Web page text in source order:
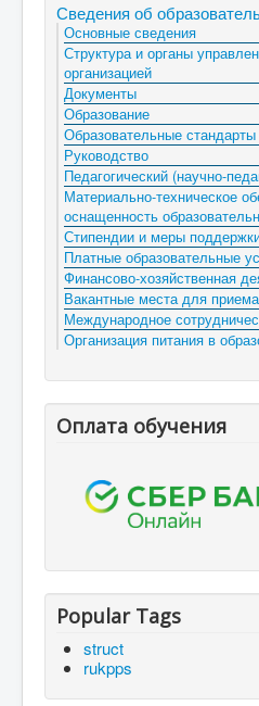
Сведения об
Основные сведения
Структура и органы
организацией
Документы
Образование
Образовательные
Руководство
Педагогический (научно-
Материально-техническое
оснащенность
Стипендии и меры
Платные образовательные
Финансово-хозяйственная
Вакантные места для
Международное
Организация питания в
Оплата обучения
Popular Tags
struct
rukpps